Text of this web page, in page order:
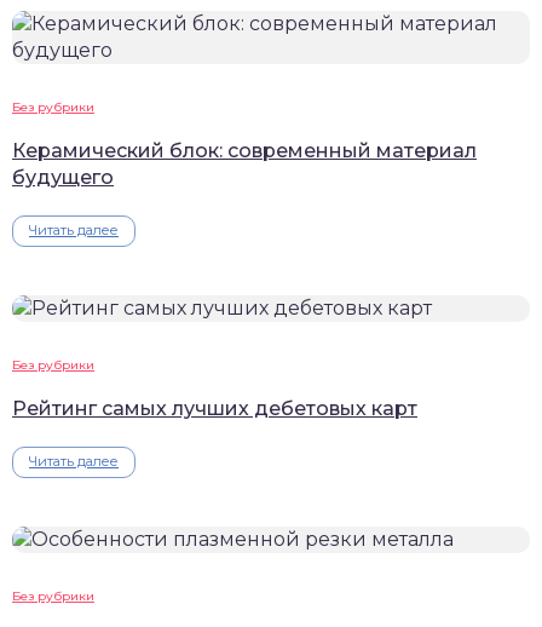
Без рубрики
Керамический блок: современный материал
будущего
Читать далее
Без рубрики
Рейтинг самых лучших дебетовых карт
Читать далее
Без рубрики